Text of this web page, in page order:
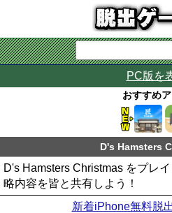
PC版を
おすすめ
D's Hamsters
D's Hamsters Christmas をプレ
略内容を皆と共有しよう！
新着iPhone無料脱